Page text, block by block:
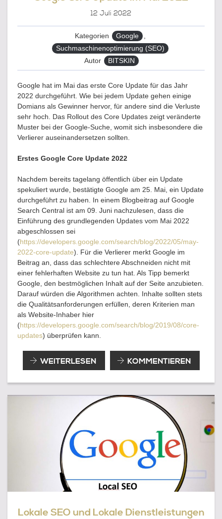
12 Juli 2022
Kategorien Google
Suchmaschinenoptimierung (SEO)
Autor
BITSKIN
Google hat im Mai das erste Core Update für das Jahr
2022 durchgeführt. Wie bei jedem Update gehen einige
Domians als Gewinner hervor, für andere sind die Verluste
sehr hoch. Das Rollout des Core Updates zeigt veränderte
Muster bei der Google-Suche, womit sich insbesondere die
Verlierer auseinandersetzen sollten.
Erstes Google Core Update 2022
Nachdem bereits tagelang öffentlich über ein Update
spekuliert wurde, bestätigte Google am 25. Mai, ein Update
durchgeführt zu haben. In einem Blogbeitrag auf Google
Search Central ist am 09. Juni nachzulesen, dass die
Einführung des grundlegenden Updates vom Mai 2022
abgeschlossen sei
(https://developers.google.com/search/blog/2022/05/may-
2022-core-update). Für die Verlierer merkt Google im
Beitrag an, dass das schlechtere Abschneiden nicht mit
einer fehlerhaften Website zu tun hat. Als Tipp bemerkt
Google, den bestmöglichen Inhalt auf der Seite anzubieten.
Darauf würden die Algorithmen achten. Inhalte sollten stets
die Qualitätsanforderungen erfüllen, deren Kriterien man
als Website-Inhaber hier
(https://developers.google.com/search/blog/2019/08/core-
updates) überprüfen kann.
GOOGLE
CORE
UPDATE
WEITERLESEN KOMMENTIEREN
Lokale SEO und Lokale Dienstleistungen